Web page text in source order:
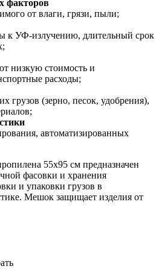
факторов
от влаги, грязи, пыли;
к УФ-излучению, длительный срок
низкую стоимость и
расходы;
грузов (зерно, песок, удобрения),
автоматизированных
55х95 см предназначен
фасовки и хранения
и упаковки грузов в
Мешок защищает изделия от